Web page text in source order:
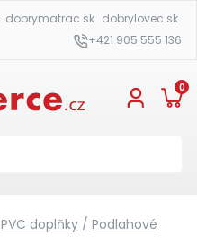
dobrymatrac.sk dobrylovec.sk
+421 905 555 136
0
PVC doplňky / Podlahové